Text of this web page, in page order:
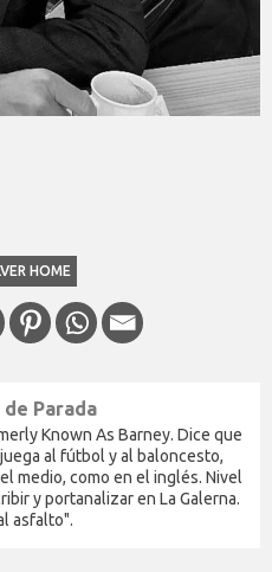
HOME
de Parada
Known As Barney. Dice que
al fútbol y al baloncesto,
medio, como en el inglés. Nivel
y portanalizar en La Galerna.
asfalto".